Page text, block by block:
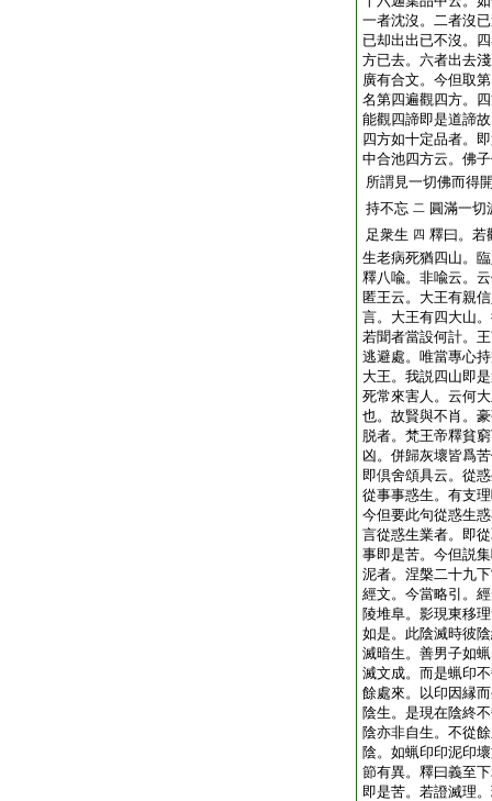
一者沈沒。二者沒
已却出出已不沒。
方已去。六者出去
廣有合文。今但取
名第四遍觀四方。
能觀四諦即是道諦
四方如十定品者。
中合池四方云。佛
所謂見一切佛而得
持不忘 二 圓滿一切
足衆生 四 釋曰。若
生老病死猶四山。
釋八喩。非喩云。
匿王云。大王有親
言。大王有四大山
若聞者當設何計。
逃避處。唯當專心
大王。我説四山即
死常來害人。云何
也。故賢與不肖。
脱者。梵王帝釋貧
凶。併歸灰壞皆爲
即倶舍頌具云。從
從事事惑生。有支
今但要此句從惑生
言從惑生業者。即
事即是苦。今但説
泥者。涅槃二十九
經文。今當略引。
陵堆阜。影現東移
如是。此陰滅時彼
滅暗生。善男子如
滅文成。而是蝋印
餘處來。以印因縁
陰生。是現在陰終
陰亦非自生。不從
陰。如蝋印印泥印
節有異。釋曰義至
即是苦。若證滅理